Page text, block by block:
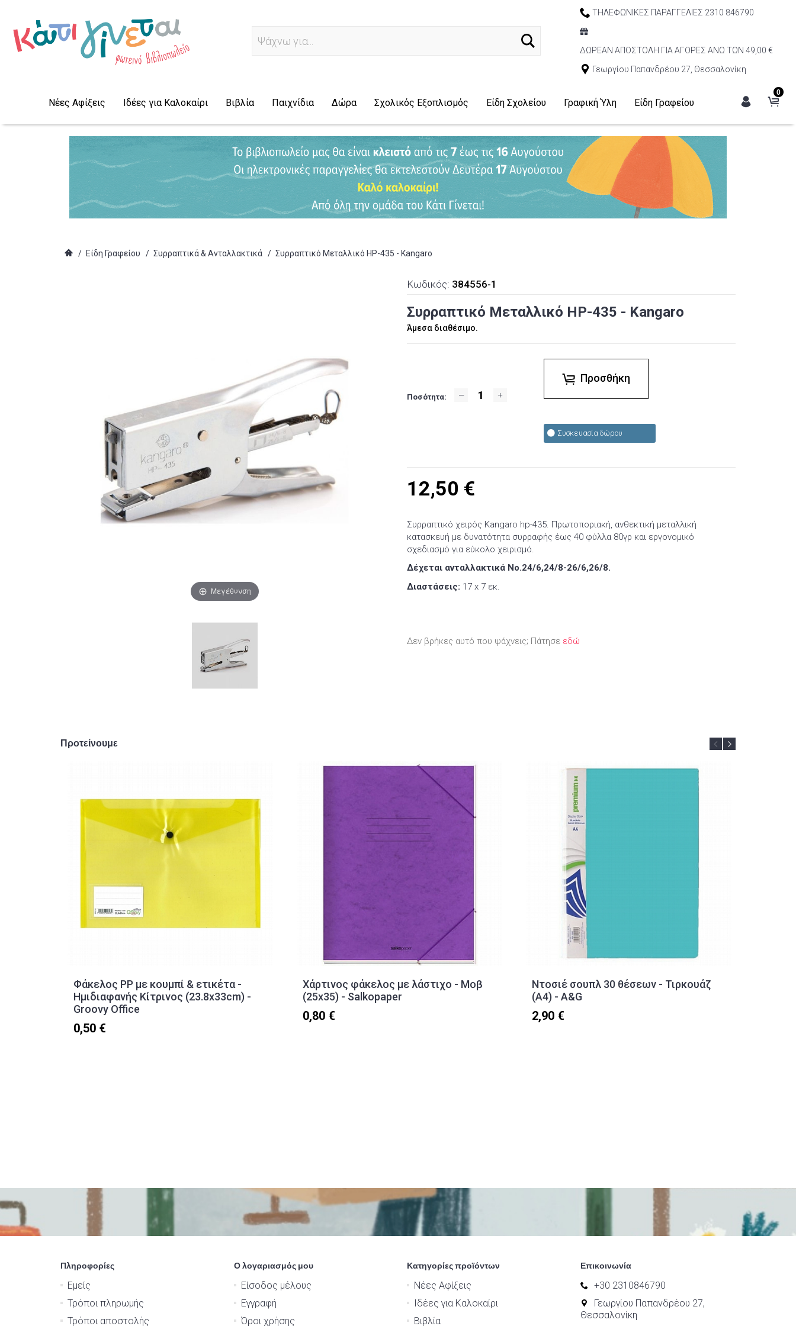
Αναζήτηση
ΤΗΛΕΦΩΝΙΚΕΣ ΠΑΡΑΓΓΕΛΙΕΣ 2310 846790
ΔΩΡΕΑΝ ΑΠΟΣΤΟΛΗ ΓΙΑ ΑΓΟΡΕΣ ΑΝΩ ΤΩΝ 49,00 €
Γεωργίου Παπανδρέου 27, Θεσσαλονίκη
0
Νέες Αφίξεις Ιδέες για Καλοκαίρι Βιβλία Παιχνίδια Δώρα Σχολικός Εξοπλισμός Είδη Σχολείου Γραφική Ύλη Είδη Γραφείου
/ Είδη Γραφείου / Συρραπτικά & Ανταλλακτικά / Συρραπτικό Mεταλλικό HP-435 - Kangaro
Μεγέθυνση
Κωδικός: 384556-1
Συρραπτικό Mεταλλικό HP-435 - Kangaro
Άμεσα διαθέσιμο.
Ποσότητα:
Προσθήκη
Συσκευασία δώρου
12,50 €
Συρραπτικό χειρός Kangaro hp-435. Πρωτοποριακή, ανθεκτική μεταλλική
κατασκευή με δυνατότητα συρραφής έως 40 φύλλα 80γρ και εργονομικό
σχεδιασμό για εύκολο χειρισμό.
Δέχεται ανταλλακτικά Νο.24/6,24/8-26/6,26/8.
Διαστάσεις: 17 x 7 εκ.
Δεν βρήκες αυτό που ψάχνεις; Πάτησε εδώ
Προτείνουμε
Φάκελος PP με κουμπί & ετικέτα -
Ημιδιαφανής Κίτρινος (23.8x33cm) -
Groovy Office
0,50 €
Χάρτινος φάκελος με λάστιχο - Μοβ
(25x35) - Salkopaper
0,80 €
Ντοσιέ σουπλ 30 θέσεων - Τιρκουάζ
(Α4) - A&G
2,90 €
Πληροφορίες
Εμείς
Τρόποι πληρωμής
Τρόποι αποστολής
Ο λογαριασμός μου
Είσοδος μέλους
Εγγραφή
Όροι χρήσης
Κατηγορίες προϊόντων
Νέες Αφίξεις
Ιδέες για Καλοκαίρι
Βιβλία
Επικοινωνία
+30 2310846790
Γεωργίου Παπανδρέου 27,
Θεσσαλονίκη